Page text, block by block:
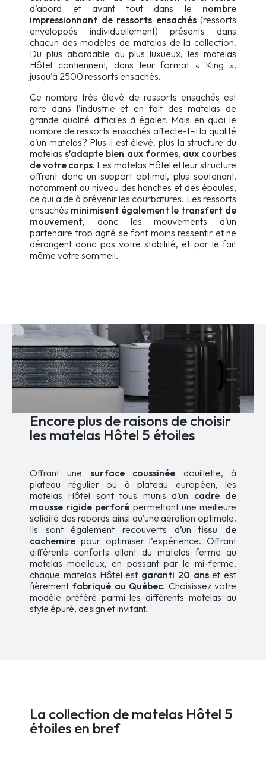
d’abord et avant tout dans le nombre
impressionnant de ressorts ensachés(ressorts
enveloppés individuellement) présents dans
chacun des modèles de matelas de la collection.
Du plus abordable au plus luxueux, les matelas
Hôtel contiennent, dans leur format « King »,
jusqu’à 2500 ressorts ensachés.
Ce nombre très élevé de ressorts ensachés est
rare dans l’industrie et en fait des matelas de
grande qualité difficiles à égaler. Mais en quoi le
nombre de ressorts ensachés affecte-t-il la qualité
d’un matelas? Plus il est élevé, plus la structure du
matelass’adapte bien aux formes, aux courbes
de votre corps. Les matelas Hôtel et leur structure
offrent donc un support optimal, plus soutenant,
notamment au niveau des hanches et des épaules,
ce qui aide à prévenir les courbatures. Les ressorts
ensachés minimisent également le transfert de
mouvement, donc les mouvements d’un
partenaire trop agité se font moins ressentir et ne
dérangent donc pas votre stabilité, et par le fait
même votre sommeil.
Encore plus de raisons de choisir
les matelas Hôtel 5 étoiles
Offrant une surface coussinée douillette, à
plateau régulier ou à plateau européen, les
matelas Hôtel sont tous munis d’un cadre de
mousse rigide perforé permettant une meilleure
solidité des rebords ainsi qu’une aération optimale.
Ils sont également recouverts d’un tissu de
cachemire pour optimiser l’expérience. Offrant
différents conforts allant du matelas ferme au
matelas moelleux, en passant par le mi-ferme,
chaque matelas Hôtel est garanti 20 anset est
fièrement fabriqué au Québec. Choisissez votre
modèle préféré parmi les différents matelas au
style épuré, design et invitant.
La collection de matelas Hôtel 5
étoiles en bref